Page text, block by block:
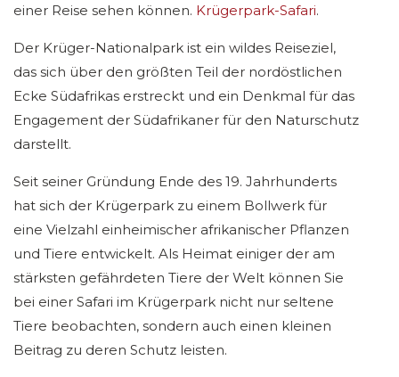
einer Reise sehen können. Krügerpark-Safari.
Der Krüger-Nationalpark ist ein wildes Reiseziel,
das sich über den größten Teil der nordöstlichen
Ecke Südafrikas erstreckt und ein Denkmal für das
Engagement der Südafrikaner für den Naturschutz
darstellt.
Seit seiner Gründung Ende des 19. Jahrhunderts
hat sich der Krügerpark zu einem Bollwerk für
eine Vielzahl einheimischer afrikanischer Pflanzen
und Tiere entwickelt. Als Heimat einiger der am
stärksten gefährdeten Tiere der Welt können Sie
bei einer Safari im Krügerpark nicht nur seltene
Tiere beobachten, sondern auch einen kleinen
Beitrag zu deren Schutz leisten.